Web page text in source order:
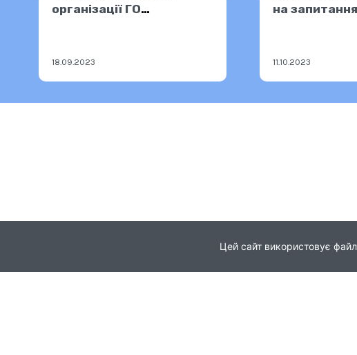
організації ГО
18.09.2023
на
11.10.2023
Цей сайт використовує